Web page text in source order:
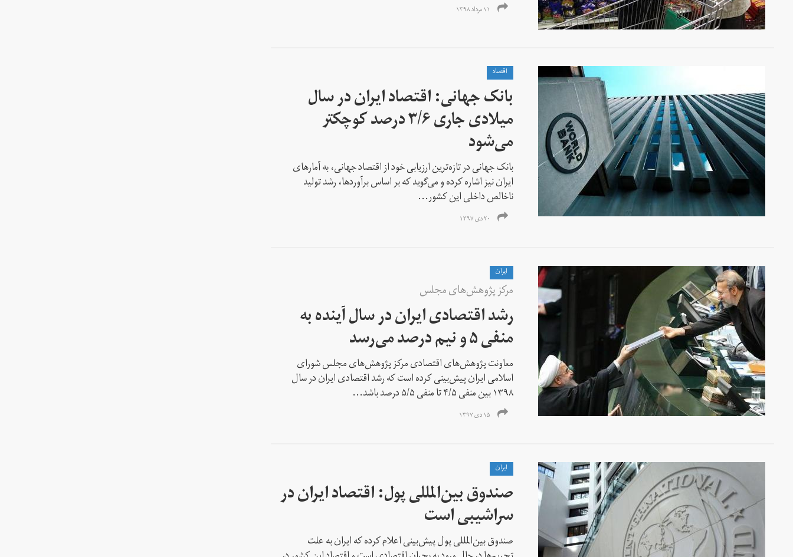
۱۱ مرداد ۱۳۹۸
اقتصاد
بانک جهانی: اقتصاد ایران در سال
میلادی جاری ۳/۶ درصد کوچکتر
می‌شود
بانک جهانی در تازه‌ترین ارزیابی خود از اقتصاد جهانی، به آمارهای
ایران نیز اشاره کرده و می‌گوید که بر اساس برآوردها، رشد تولید
ناخالص داخلی این کشور...
۲۰ دی ۱۳۹۷
ايران
مرکز پژوهش‌های مجلس
رشد اقتصادی ایران در سال آینده به
منفی ۵ و نیم درصد می‌رسد
معاونت پژوهش‌های اقتصادی مرکز پژوهش‌های مجلس شورای
اسلامی ایران پیش‌بینی کرده است که رشد اقتصادی ایران در سال
۱۳۹۸ بین منفی ۴/۵ تا منفی ۵/۵ درصد باشد...
۱۵ دی ۱۳۹۷
ايران
صندوق بین‌المللی پول: اقتصاد ایران در
سراشیبی است
صندوق بین‌المللی پول پیش‌بینی اعلام کرده که ایران به علت